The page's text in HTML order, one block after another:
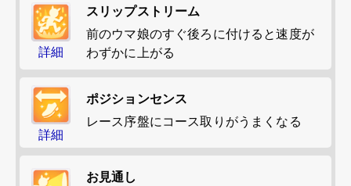
詳細
スリップストリーム
前のウマ娘のすぐ後ろに付けると速度が
わずかに上がる
詳細
ポジションセンス
レース序盤にコース取りがうまくなる
お見通し